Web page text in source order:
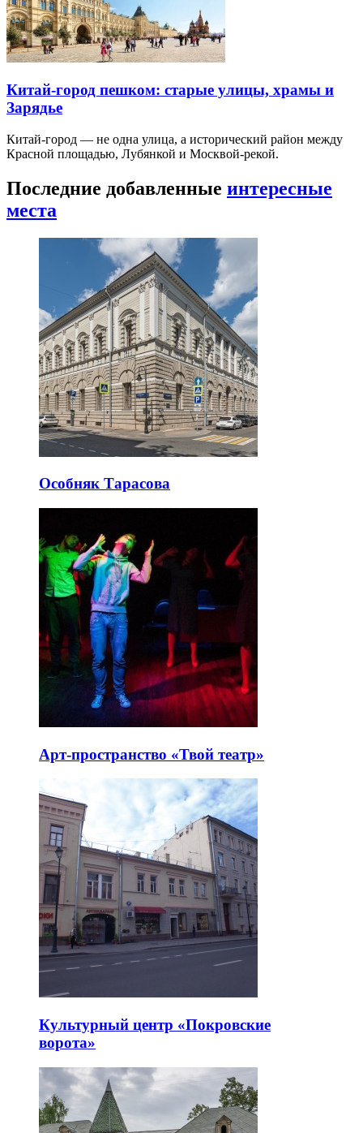
Китай-город пешком: старые улицы, храмы и
Зарядье
Китай-город — не одна улица, а исторический район между
Красной площадью, Лубянкой и Москвой-рекой.
Последние добавленные интересные
места
Особняк Тарасова
Арт-пространство «Твой театр»
Культурный центр «Покровские
ворота»